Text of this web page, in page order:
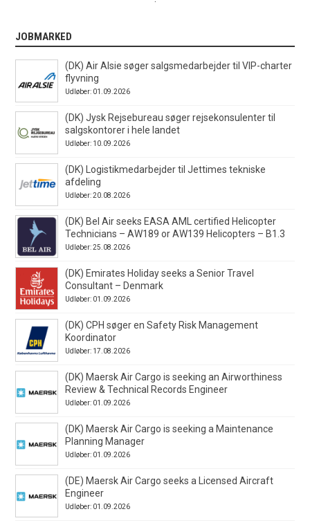
JOBMARKED
(DK) Air Alsie søger salgsmedarbejder til VIP-charter
flyvning
Udløber: 01.09.2026
(DK) Jysk Rejsebureau søger rejsekonsulenter til
salgskontorer i hele landet
Udløber: 10.09.2026
(DK) Logistikmedarbejder til Jettimes tekniske
afdeling
Udløber: 20.08.2026
(DK) Bel Air seeks EASA AML certified Helicopter
Technicians – AW189 or AW139 Helicopters – B1.3
Udløber: 25.08.2026
(DK) Emirates Holiday seeks a Senior Travel
Consultant – Denmark
Udløber: 01.09.2026
(DK) CPH søger en Safety Risk Management
Koordinator
Udløber: 17.08.2026
(DK) Maersk Air Cargo is seeking an Airworthiness
Review & Technical Records Engineer
Udløber: 01.09.2026
(DK) Maersk Air Cargo is seeking a Maintenance
Planning Manager
Udløber: 01.09.2026
(DE) Maersk Air Cargo seeks a Licensed Aircraft
Engineer
Udløber: 01.09.2026